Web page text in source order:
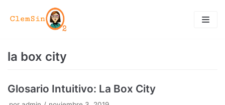
la box city
Glosario Intuitivo: La Box City